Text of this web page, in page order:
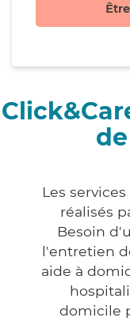
Les
réalisés
Besoin
l'entretien
aide à
domicile